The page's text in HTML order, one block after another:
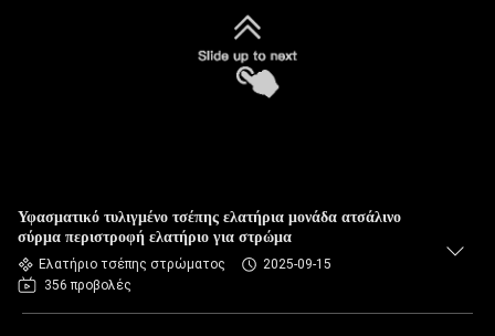
Υφασματικό τυλιγμένο τσέπης ελατήρια μονάδα ατσάλινο
σύρμα περιστροφή ελατήριο για στρώμα
Ελατήριο τσέπης στρώματος
2025-09-15
356 προβολές